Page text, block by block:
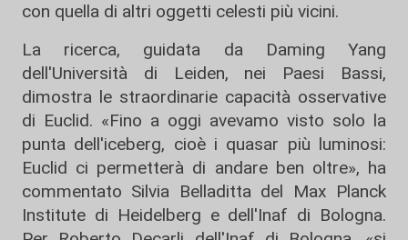
con quella di altri oggetti celesti più vicini.
La ricerca, guidata da Daming Yang
dell'Università di Leiden, nei Paesi Bassi,
dimostra le straordinarie capacità osservative
di Euclid. «Fino a oggi avevamo visto solo la
punta dell'iceberg, cioè i quasar più luminosi:
Euclid ci permetterà di andare ben oltre», ha
commentato Silvia Belladitta del Max Planck
Institute di Heidelberg e dell'Inaf di Bologna.